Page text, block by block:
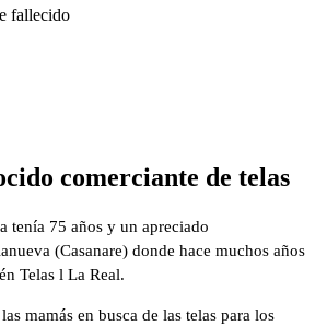
fallecido
comerciante de telas
tenía 75 años y un apreciado
(Casanare) donde hace muchos años
Telas l La Real.
mamás en busca de las telas para los